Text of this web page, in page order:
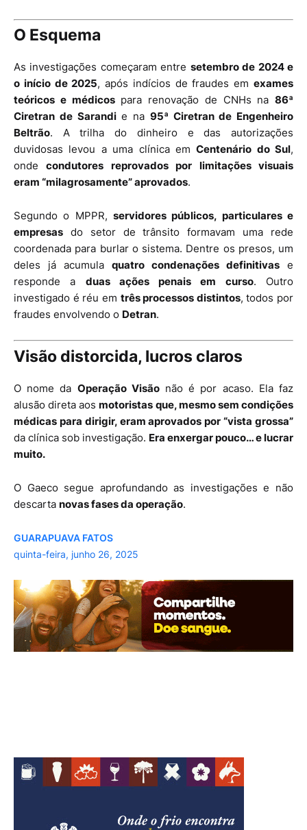
O Esquema
As investigações começaram entre setembro de 2024 e
o início de 2025, após indícios de fraudes emexames
teóricos e médicospara renovação de CNHs na 86ª
Ciretran de Sarandie na 95ª Ciretran de Engenheiro
Beltrão. A trilha do dinheiro e das autorizações
duvidosas levou a uma clínica emCentenário do Sul,
ondecondutores reprovados por limitações visuais
eram “milagrosamente” aprovados.
Segundo o MPPR, servidores públicos, particulares e
empresas do setor de trânsito formavam uma rede
coordenada para burlar o sistema. Dentre os presos, um
deles já acumula quatro condenações definitivas e
responde a duas ações penais em curso. Outro
investigado é réu em três processos distintos, todos por
fraudes envolvendo o Detran.
Visão distorcida, lucros claros
O nome da Operação Visãonão é por acaso. Ela faz
alusão direta aos motoristas que, mesmo sem condições
médicas para dirigir, eram aprovados por “vista grossa”
da clínica sob investigação. Era enxergar pouco… e lucrar
muito.
O Gaeco segue aprofundando as investigações e não
descarta novas fases da operação.
GUARAPUAVA FATOS
quinta-feira, junho 26, 2025